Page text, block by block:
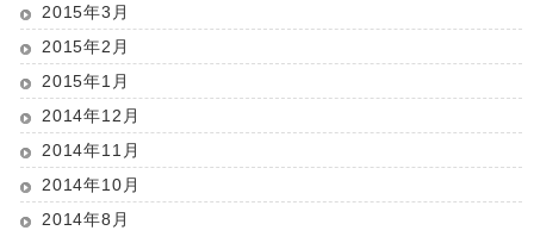
2015年3月
2015年2月
2015年1月
2014年12月
2014年11月
2014年10月
2014年8月